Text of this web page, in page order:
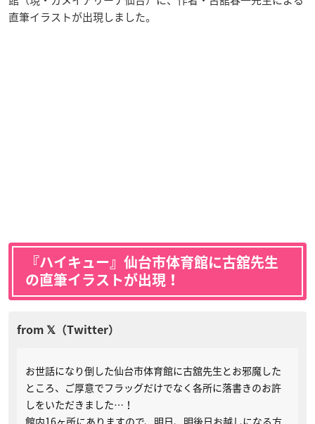
直筆イラストが出現しました。
『ハイキュー』仙台市体育館に古舘先生
の直筆イラストが出現！
お世話になり倒した仙台市体育館に古舘先生とお邪魔した
ところ、ご厚意でフラッグだけでなく各所に落書きのお許
しをいただきました…！